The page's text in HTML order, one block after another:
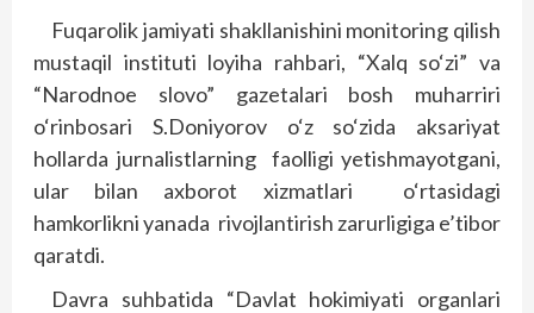
Fuqarolik jamiyati shakllanishini monitoring qilish
mustaqil instituti loyiha rahbari, “Xalq so‘zi” va
“Narodnoe slovo” gazetalari bosh muharriri
o‘rinbosari S.Doniyorov o‘z so‘zida aksariyat
hollarda jurnalistlarning faolligi yetishmayotgani,
ular bilan axborot xizmatlari o‘rtasidagi
hamkorlikni yanada rivojlantirish zarurligiga e’tibor
qaratdi.
Davra suhbatida “Davlat hokimiyati organlari